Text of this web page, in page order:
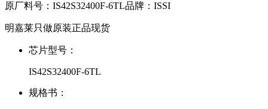
原厂料号： IS42S32400F-6TL品牌： ISSI
明嘉莱只做原装正品现货
芯片型号：
IS42S32400F-6TL
规格书：